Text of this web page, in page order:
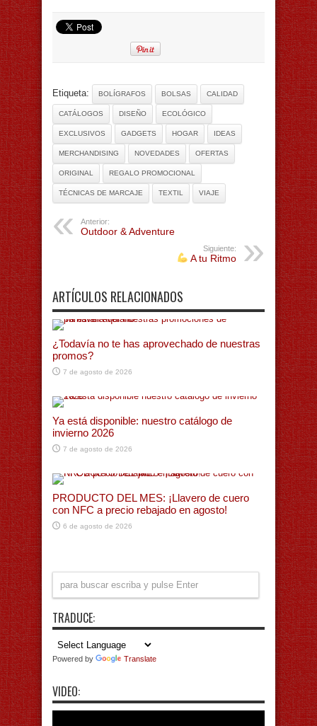
Etiqueta: BOLÍGRAFOS BOLSAS CALIDAD
CATÁLOGOS DISEÑO ECOLÓGICO
EXCLUSIVOS GADGETS HOGAR IDEAS
MERCHANDISING NOVEDADES OFERTAS
ORIGINAL REGALO PROMOCIONAL
TÉCNICAS DE MARCAJE TEXTIL VIAJE
Anterior:
Outdoor & Adventure
Siguiente:
A tu Ritmo
ARTÍCULOS RELACIONADOS
¿Todavía no te has aprovechado de nuestras
promos?
7 de agosto de 2026
Ya está disponible: nuestro catálogo de
invierno 2026
7 de agosto de 2026
PRODUCTO DEL MES: ¡Llavero de cuero
con NFC a precio rebajado en agosto!
6 de agosto de 2026
TRADUCE:
Powered by Translate
VIDEO: